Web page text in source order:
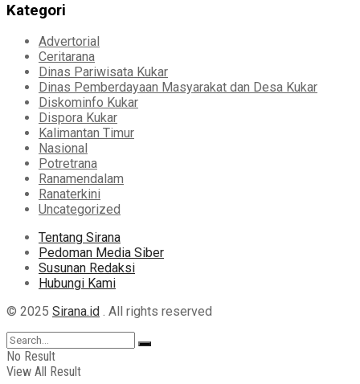
Kategori
Advertorial
Ceritarana
Dinas Pariwisata Kukar
Dinas Pemberdayaan Masyarakat dan Desa Kukar
Diskominfo Kukar
Dispora Kukar
Kalimantan Timur
Nasional
Potretrana
Ranamendalam
Ranaterkini
Uncategorized
Tentang Sirana
Pedoman Media Siber
Susunan Redaksi
Hubungi Kami
© 2025 Sirana.id . All rights reserved
No Result
View All Result